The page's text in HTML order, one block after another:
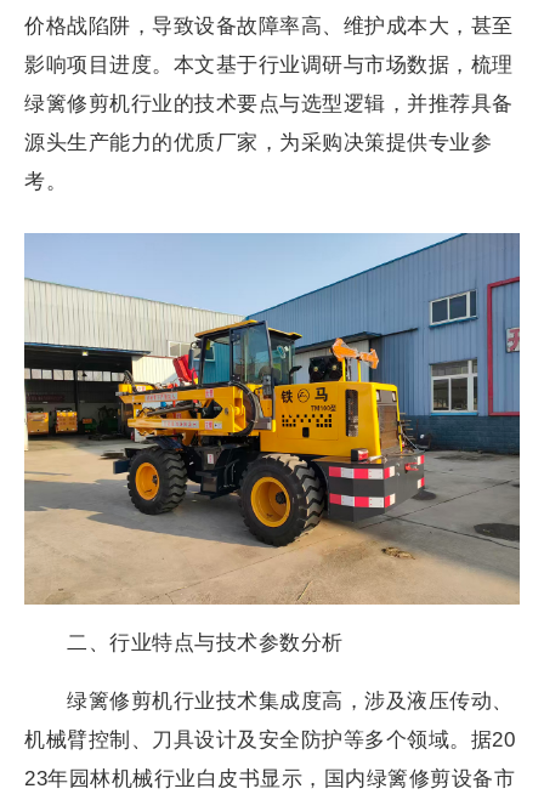
价格战陷阱，导致设备故障率高、维护成本大，甚至
影响项目进度。本文基于行业调研与市场数据，梳理
绿篱修剪机行业的技术要点与选型逻辑，并推荐具备
源头生产能力的优质厂家，为采购决策提供专业参
考。
二、行业特点与技术参数分析
绿篱修剪机行业技术集成度高，涉及液压传动、
机械臂控制、刀具设计及安全防护等多个领域。据20
23年园林机械行业白皮书显示，国内绿篱修剪设备市